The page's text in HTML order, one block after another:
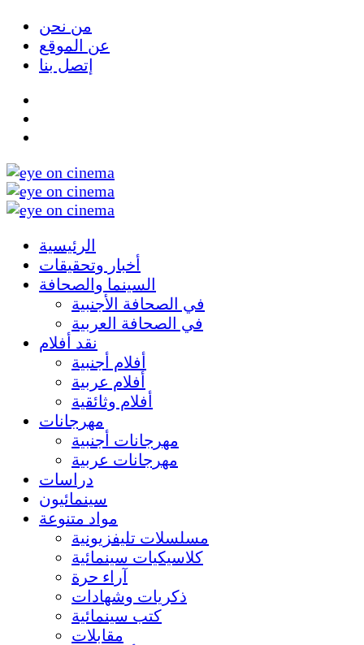
من نحن
عن الموقع
إتصل بنا
الرئيسية
أخبار وتحقيقات
السينما والصحافة
في الصحافة الأجنبية
في الصحافة العربية
نقد أفلام
أفلام أجنبية
أفلام عربية
أفلام وثائقية
مهرجانات
مهرجانات أجنبية
مهرجانات عربية
دراسات
سينمائيون
مواد متنوعة
مسلسلات تليفزيونية
كلاسيكيات سينمائية
آراء حرة
ذكريات وشهادات
كتب سينمائية
مقابلات